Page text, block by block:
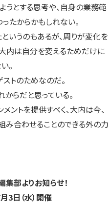
うとする思考や、自身の業務範
たからかもしれない。
いうのもあるが、周りが変化を
大内は自分を変えるためだけに
。
トのためなのだ。
らだと思っている。
ントを提供すべく、大内は今、
み合わせることのできる外の力
集部よりお知らせ！
3日（水）開催